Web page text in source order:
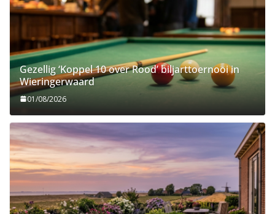
Gezellig ‘Koppel 10 over Rood’ biljarttoernooi in
Wieringerwaard
01/08/2026